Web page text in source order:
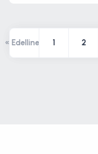
« Edellinen 1 2